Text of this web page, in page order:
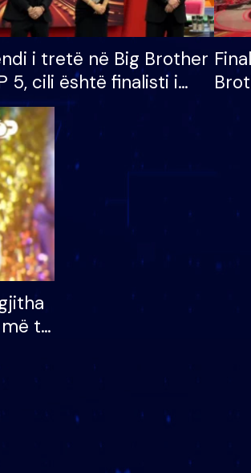
i tretë në Big Brother
5, cili është finalisti i
që lë shtëpinë
të
të